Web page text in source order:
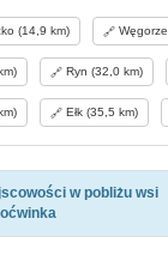
(14,9 km)
Ryn (32,0 km)
Ełk (35,5 km)
w pobliżu wsi